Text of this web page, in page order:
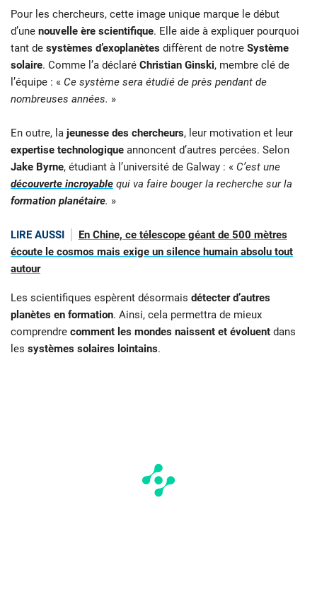
Pour les chercheurs, cette image unique marque le début
d’une nouvelle ère scientifique. Elle aide à expliquer pourquoi
tant de systèmes d’exoplanètes diffèrent de notre Système
solaire. Comme l’a déclaré Christian Ginski, membre clé de
l’équipe : « Ce système sera étudié de près pendant de
nombreuses années. »
En outre, la jeunesse des chercheurs, leur motivation et leur
expertise technologique annoncent d’autres percées. Selon
Jake Byrne, étudiant à l’université de Galway : « C’est une
découverte incroyable qui va faire bouger la recherche sur la
formation planétaire. »
LIRE AUSSI
En Chine, ce télescope géant de 500 mètres
écoute le cosmos mais exige un silence humain absolu tout
autour
Les scientifiques espèrent désormais détecter d’autres
planètes en formation. Ainsi, cela permettra de mieux
comprendre comment les mondes naissent et évoluent dans
les systèmes solaires lointains.